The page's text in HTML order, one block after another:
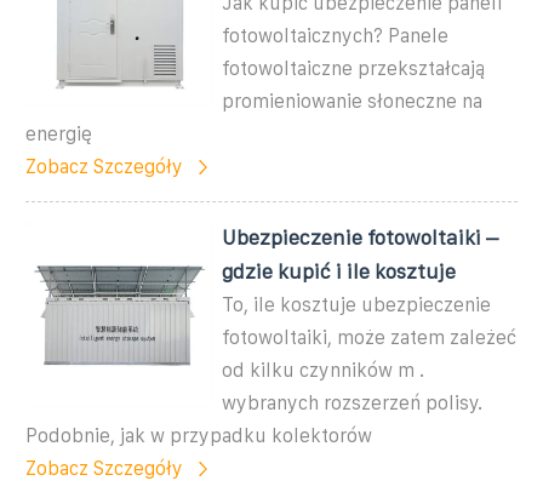
fotowoltaicznych? Panele
fotowoltaiczne przekształcają
promieniowanie słoneczne na
energię
Zobacz Szczegóły
Ubezpieczenie fotowoltaiki –
gdzie kupić i ile kosztuje
To, ile kosztuje ubezpieczenie
fotowoltaiki, może zatem zależeć
od kilku czynników m .
wybranych rozszerzeń polisy.
Podobnie, jak w przypadku kolektorów
Zobacz Szczegóły